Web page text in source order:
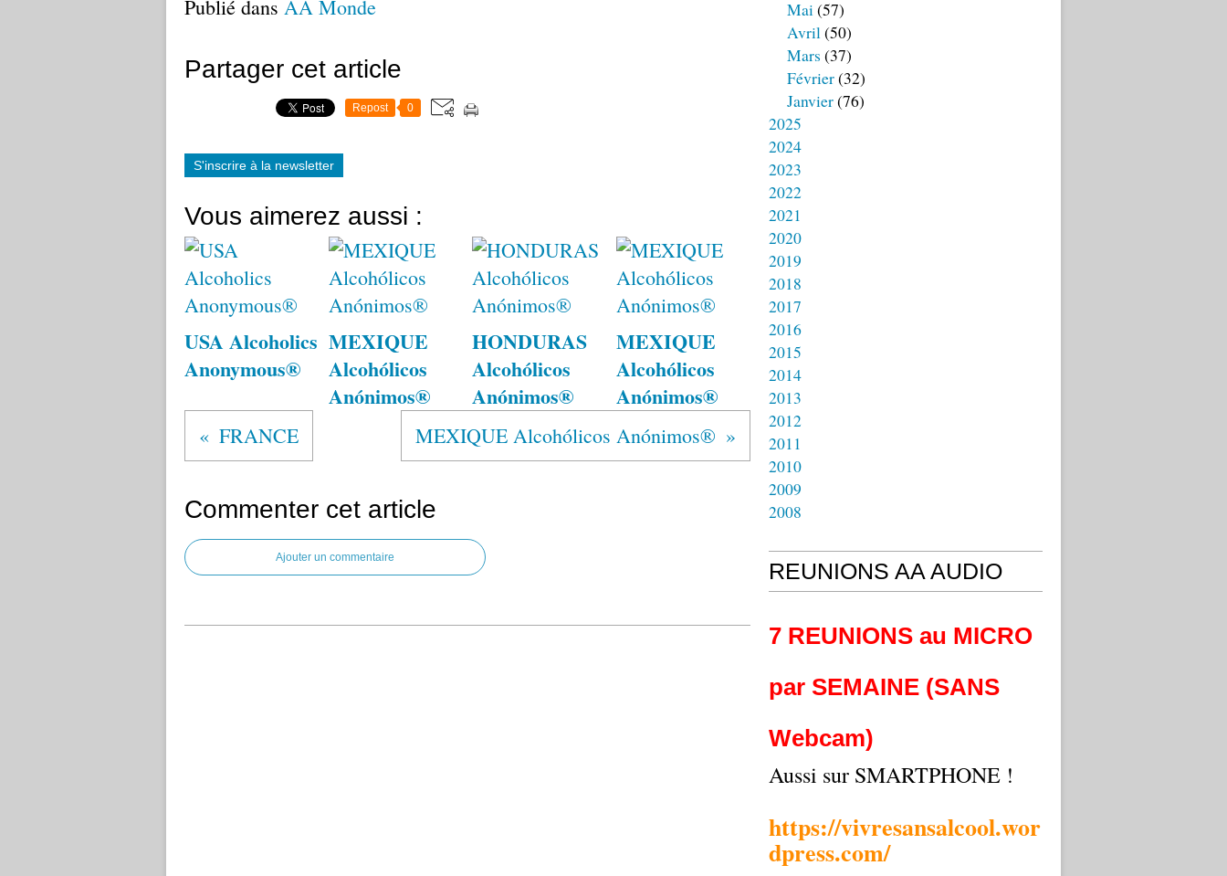
Publié dans AA Monde
Partager cet article
Repost 0
S'inscrire à la newsletter
Vous aimerez aussi :
USA Alcoholics
Anonymous®
MEXIQUE
Alcohólicos
Anónimos®
HONDURAS
Alcohólicos
Anónimos®
MEXIQUE
Alcohólicos
Anónimos®
FRANCE MEXIQUE Alcohólicos Anónimos®
Commenter cet article
Ajouter un commentaire
Mai(57)
Avril(50)
Mars (37)
Février(32)
Janvier(76)
2025
2024
2023
2022
2021
2020
2019
2018
2017
2016
2015
2014
2013
2012
2011
2010
2009
2008
REUNIONS AA AUDIO
7 REUNIONS au MICRO
par SEMAINE (SANS
Webcam)
Aussi sur SMARTPHONE !
https://vivresansalcool.wor
dpress.com/